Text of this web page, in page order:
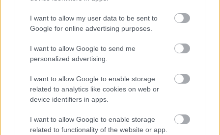
I want to allow my user data to be sent to
Google for online advertising purposes.
I want to allow Google to send me
personalized advertising.
I want to allow Google to enable storage
related to analytics like cookies on web or
device identifiers in apps.
I want to allow Google to enable storage
related to functionality of the website or app.
Mohács
Könyvajánló: Gombos Tamás: Halkaland
(2026)